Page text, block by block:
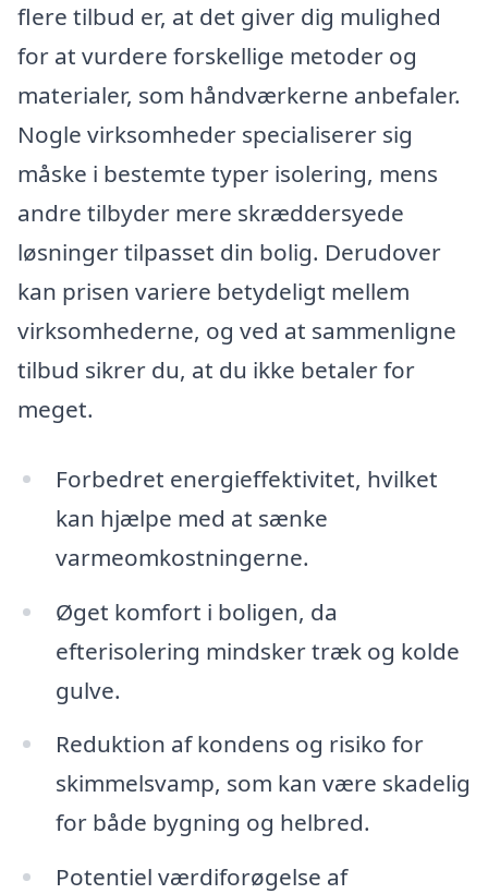
flere tilbud er, at det giver dig mulighed
for at vurdere forskellige metoder og
materialer, som håndværkerne anbefaler.
Nogle virksomheder specialiserer sig
måske i bestemte typer isolering, mens
andre tilbyder mere skræddersyede
løsninger tilpasset din bolig. Derudover
kan prisen variere betydeligt mellem
virksomhederne, og ved at sammenligne
tilbud sikrer du, at du ikke betaler for
meget.
Forbedret energieffektivitet, hvilket
kan hjælpe med at sænke
varmeomkostningerne.
Øget komfort i boligen, da
efterisolering mindsker træk og kolde
gulve.
Reduktion af kondens og risiko for
skimmelsvamp, som kan være skadelig
for både bygning og helbred.
Potentiel værdiforøgelse af